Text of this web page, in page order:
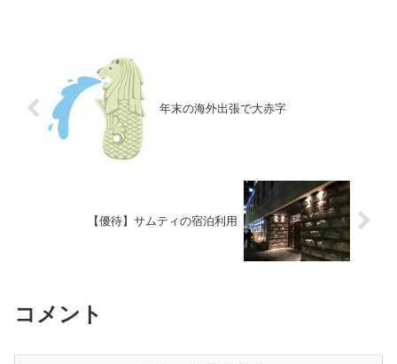
年末の海外出張で大赤字
【優待】サムティの宿泊利用
コメント